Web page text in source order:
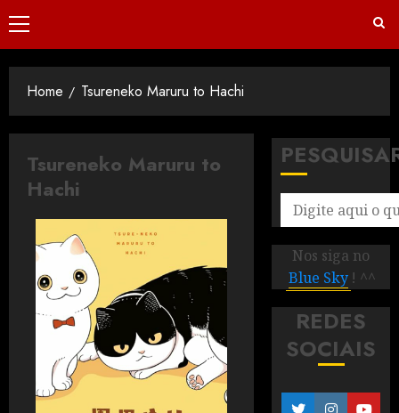
Home Tsureneko Maruru to Hachi
Tsureneko Maruru to
Hachi
Nos siga no
Blue Sky ! ^^
REDES
SOCIAIS